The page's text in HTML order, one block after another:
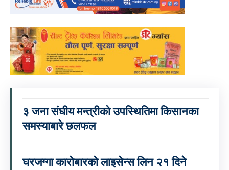
३ जना संघीय मन्त्रीको उपस्थितिमा किसानका
समस्याबारे छलफल
घरजग्गा कारोबारको लाइसेन्स लिन २१ दिने